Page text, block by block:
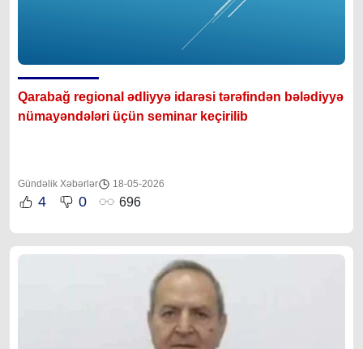
Qarabağ regional ədliyyə idarəsi tərəfindən bələdiyyə
nümayəndələri üçün seminar keçirilib
Gündəlik Xəbərlər 18-05-2026
4 0 696